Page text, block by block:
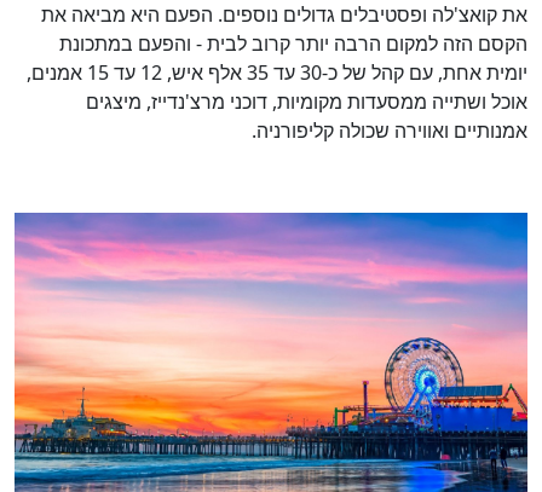
את קואצ'לה ופסטיבלים גדולים נוספים. הפעם היא מביאה את
הקסם הזה למקום הרבה יותר קרוב לבית - והפעם במתכונת
יומית אחת, עם קהל של כ-30 עד 35 אלף איש, 12 עד 15 אמנים,
אוכל ושתייה ממסעדות מקומיות, דוכני מרצ'נדייז, מיצגים
אמנותיים ואווירה שכולה קליפורניה.